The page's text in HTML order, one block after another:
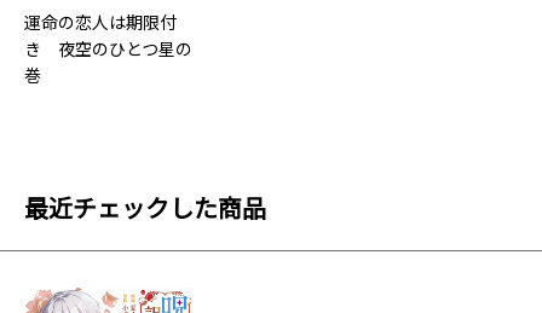
運命の恋人は期限付
き 夜空のひとつ星の
巻
最近チェックした商品